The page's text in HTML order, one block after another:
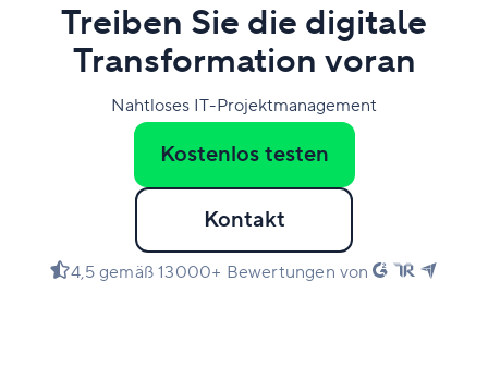
Treiben Sie die digitale
Transformation voran
Nahtloses IT-Projektmanagement
Kostenlos testen
Kontakt
4,5 gemäß 13000+ Bewertungen von